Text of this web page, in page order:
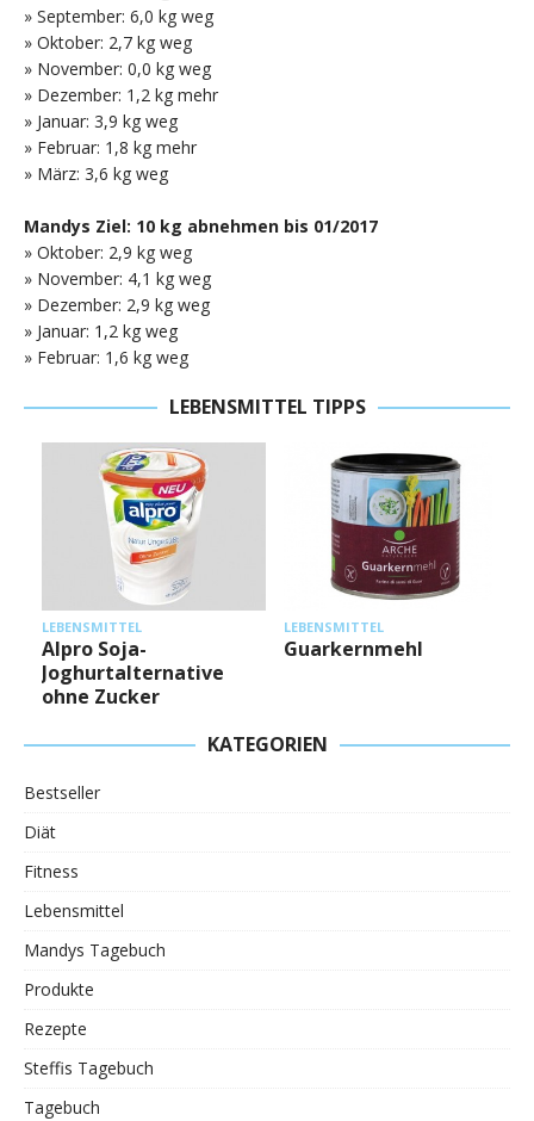
» September: 6,0 kg weg
» Oktober: 2,7 kg weg
» November: 0,0 kg weg
» Dezember: 1,2 kg mehr
» Januar: 3,9 kg weg
» Februar: 1,8 kg mehr
» März: 3,6 kg weg
Mandys Ziel: 10 kg abnehmen bis 01/2017
» Oktober: 2,9 kg weg
» November: 4,1 kg weg
» Dezember: 2,9 kg weg
» Januar: 1,2 kg weg
» Februar: 1,6 kg weg
LEBENSMITTEL TIPPS
LEBENSMITTEL
Alpro Soja-
Joghurtalternative
ohne Zucker
LEBENSMITTEL
Guarkernmehl
KATEGORIEN
Bestseller
Diät
Fitness
Lebensmittel
Mandys Tagebuch
Produkte
Rezepte
Steffis Tagebuch
Tagebuch